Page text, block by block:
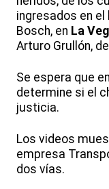
ingresados en
Bosch, en La
Arturo Grullón,
Se espera que
determine si el
justicia.
Los videos
empresa
dos vías.